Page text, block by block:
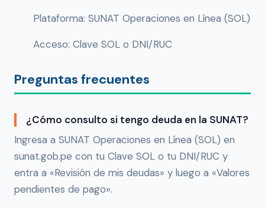
Plataforma: SUNAT Operaciones en Línea (SOL)
Acceso: Clave SOL o DNI/RUC
Preguntas frecuentes
¿Cómo consulto si tengo deuda en la SUNAT?
Ingresa a SUNAT Operaciones en Línea (SOL) en
sunat.gob.pe con tu Clave SOL o tu DNI/RUC y
entra a «Revisión de mis deudas» y luego a «Valores
pendientes de pago».